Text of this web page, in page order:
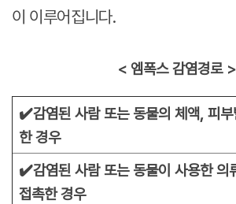
이 이루어집니다.
< 엠폭스 감염경로 >
✔️감염된 사람 또는 동물의 체액, 피부
한 경우
✔️감염된 사람 또는 동물이 사용한 의
접촉한 경우